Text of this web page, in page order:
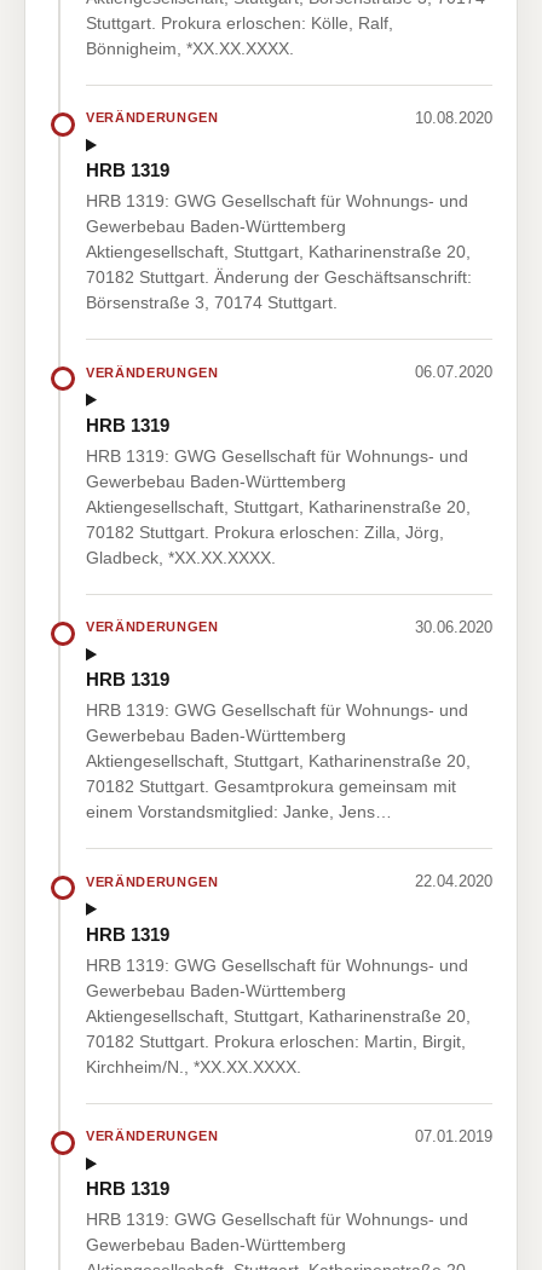
Stuttgart. Prokura erloschen: Kölle, Ralf,
Bönnigheim, *XX.XX.XXXX.
VERÄNDERUNGEN 10.08.2020
HRB 1319
HRB 1319: GWG Gesellschaft für Wohnungs- und
Gewerbebau Baden-Württemberg
Aktiengesellschaft, Stuttgart, Katharinenstraße 20,
70182 Stuttgart. Änderung der Geschäftsanschrift:
Börsenstraße 3, 70174 Stuttgart.
VERÄNDERUNGEN 06.07.2020
HRB 1319
HRB 1319: GWG Gesellschaft für Wohnungs- und
Gewerbebau Baden-Württemberg
Aktiengesellschaft, Stuttgart, Katharinenstraße 20,
70182 Stuttgart. Prokura erloschen: Zilla, Jörg,
Gladbeck, *XX.XX.XXXX.
VERÄNDERUNGEN 30.06.2020
HRB 1319
HRB 1319: GWG Gesellschaft für Wohnungs- und
Gewerbebau Baden-Württemberg
Aktiengesellschaft, Stuttgart, Katharinenstraße 20,
70182 Stuttgart. Gesamtprokura gemeinsam mit
einem Vorstandsmitglied: Janke, Jens…
VERÄNDERUNGEN 22.04.2020
HRB 1319
HRB 1319: GWG Gesellschaft für Wohnungs- und
Gewerbebau Baden-Württemberg
Aktiengesellschaft, Stuttgart, Katharinenstraße 20,
70182 Stuttgart. Prokura erloschen: Martin, Birgit,
Kirchheim/N., *XX.XX.XXXX.
VERÄNDERUNGEN 07.01.2019
HRB 1319
HRB 1319: GWG Gesellschaft für Wohnungs- und
Gewerbebau Baden-Württemberg